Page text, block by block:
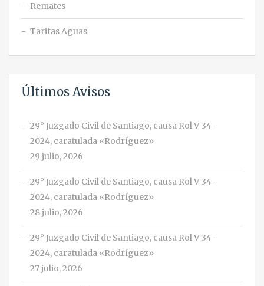
Remates
Tarifas Aguas
Últimos Avisos
29° Juzgado Civil de Santiago, causa Rol V-34-
2024, caratulada «Rodríguez»
29 julio, 2026
29° Juzgado Civil de Santiago, causa Rol V-34-
2024, caratulada «Rodríguez»
28 julio, 2026
29° Juzgado Civil de Santiago, causa Rol V-34-
2024, caratulada «Rodríguez»
27 julio, 2026